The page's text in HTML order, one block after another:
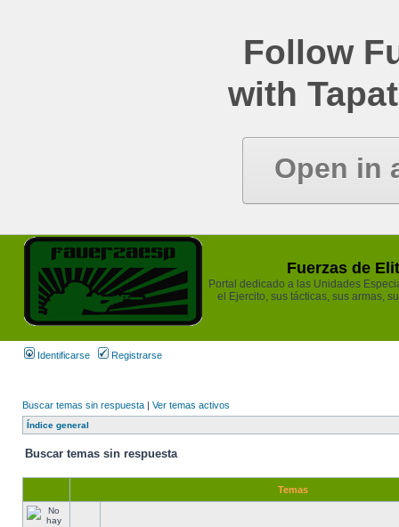
Follow
with
Open in
Fuerzas de
Portal dedicado a las Unidades
el Ejercito, sus tácticas, sus armas,
Identificarse Registrarse
Buscar temas sin respuesta | Ver temas activos
Índice general
Buscar temas sin respuesta
Temas